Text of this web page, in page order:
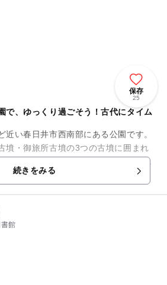
保存
25
で、ゆっくり過ごそう！古代にタイム
近い春日井市西南部にある公園です。
墳・御旅所古墳の3つの古墳に囲まれ
園で、中央には円墳をイメージした展
てら...
続きをみる
館